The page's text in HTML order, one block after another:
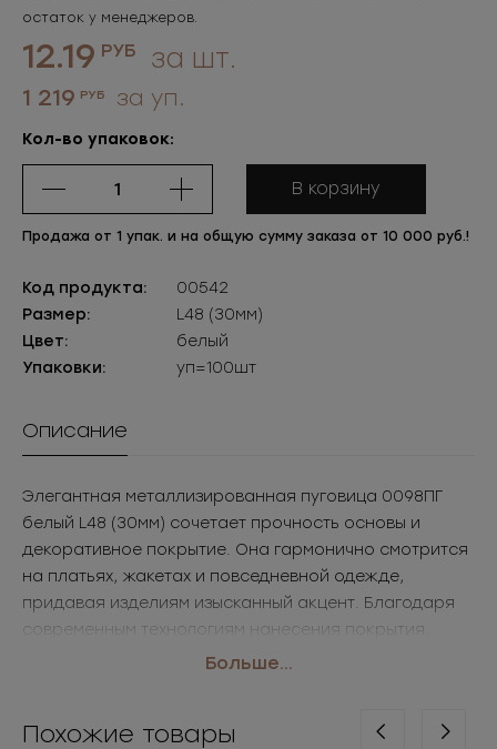
остаток у менеджеров.
12.19 РУБ за шт.
1 219 РУБ за уп.
Кол-во упаковок:
В корзину
Продажа от 1 упак. и на общую сумму заказа от 10 000 руб.!
Код продукта:
00542
Размер:
L48 (30мм)
Цвет:
белый
Упаковки:
уп=100шт
Описание
Элегантная металлизированная пуговица 0098ПГ
белый L48 (30мм) сочетает прочность основы и
декоративное покрытие. Она гармонично смотрится
на платьях, жакетах и повседневной одежде,
придавая изделиям изысканный акцент. Благодаря
современным технологиям нанесения покрытия,
такие пуговицы фурнитура оптом сохраняют
• Размер: L48 (30мм)
Больше...
Похожие товары